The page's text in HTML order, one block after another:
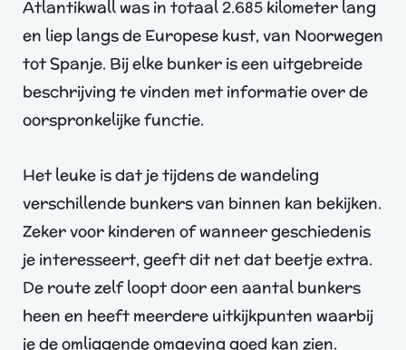
Atlantikwall was in totaal 2.685 kilometer lang
en liep langs de Europese kust, van Noorwegen
tot Spanje. Bij elke bunker is een uitgebreide
beschrijving te vinden met informatie over de
oorspronkelijke functie.
Het leuke is dat je tijdens de wandeling
verschillende bunkers van binnen kan bekijken.
Zeker voor kinderen of wanneer geschiedenis
je interesseert, geeft dit net dat beetje extra.
De route zelf loopt door een aantal bunkers
heen en heeft meerdere uitkijkpunten waarbij
je de omliggende omgeving goed kan zien.